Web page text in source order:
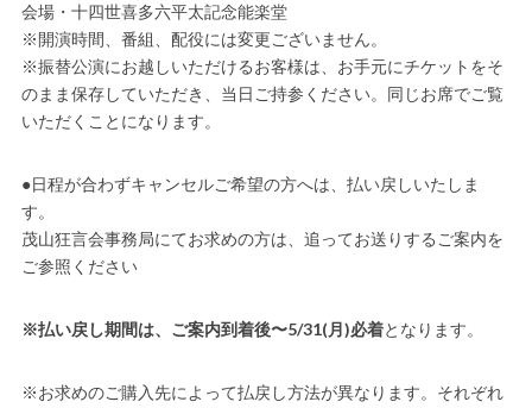
会場・十四世喜多六平太記念能楽堂
※開演時間、番組、配役には変更ございません。
※振替公演にお越しいただけるお客様は、お手元にチケットをそ
のまま保存していただき、当日ご持参ください。同じお席でご覧
いただくことになります。
●日程が合わずキャンセルご希望の方へは、払い戻しいたしま
す。
茂山狂言会事務局にてお求めの方は、追ってお送りするご案内を
ご参照ください
※払い戻し期間は、ご案内到着後〜5/31(月)必着となります。
※お求めのご購入先によって払戻し方法が異なります。それぞれ